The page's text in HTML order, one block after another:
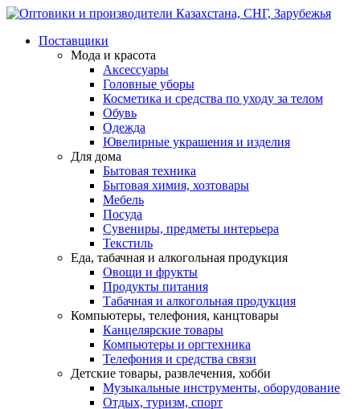
Поставщики
Мода и красота
Аксессуары
Головные уборы
Косметика и средства по уходу за телом
Обувь
Одежда
Ювелирные украшения и изделия
Для дома
Бытовая техника
Бытовая химия, хозтовары
Мебель
Посуда
Сувениры, предметы интерьера
Текстиль
Еда, табачная и алкогольная продукция
Овощи и фрукты
Продукты питания
Табачная и алкогольная продукция
Компьютеры, телефония, канцтовары
Канцелярские товары
Компьютеры и оргтехника
Телефония и средства связи
Детские товары, развлечения, хобби
Музыкальные инструменты, оборудование
Отдых, туризм, спорт